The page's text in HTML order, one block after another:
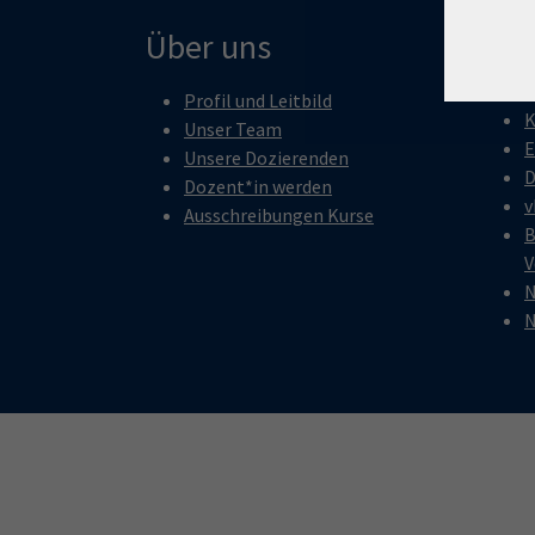
Über uns
Profil und Leitbild
Unser Team
Unsere Dozierenden
Dozent*in werden
Ausschreibungen Kurse